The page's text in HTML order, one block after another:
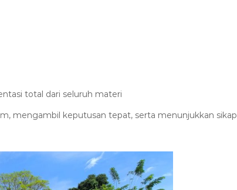
total dari seluruh materi
mengambil keputusan tepat, serta menunjukkan sikap